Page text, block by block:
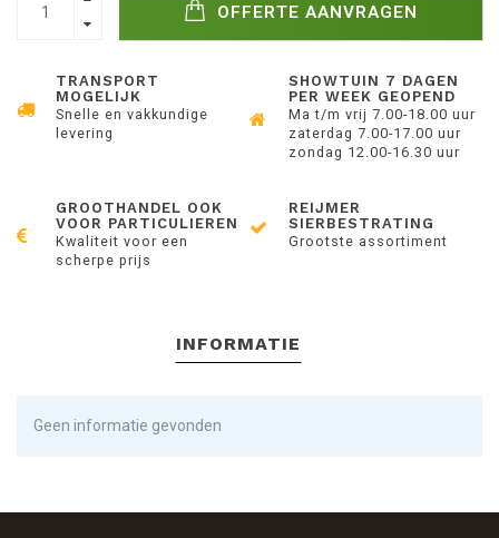
OFFERTE AANVRAGEN
TRANSPORT
MOGELIJK
Snelle en vakkundige
levering
SHOWTUIN 7 DAGEN
PER WEEK GEOPEND
Ma t/m vrij 7.00-18.00 uur
zaterdag 7.00-17.00 uur
zondag 12.00-16.30 uur
GROOTHANDEL OOK
VOOR PARTICULIEREN
Kwaliteit voor een
scherpe prijs
REIJMER
SIERBESTRATING
Grootste assortiment
INFORMATIE
Geen informatie gevonden